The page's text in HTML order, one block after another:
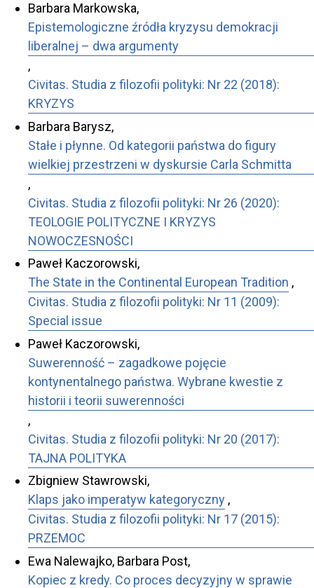
Barbara Markowska,
Epistemologiczne źródła kryzysu demokracji
liberalnej – dwa argumenty
,
Civitas. Studia z filozofii polityki: Nr 22 (2018):
KRYZYS
Barbara Barysz,
Stałe i płynne. Od kategorii państwa do figury
wielkiej przestrzeni w dyskursie Carla Schmitta
,
Civitas. Studia z filozofii polityki: Nr 26 (2020):
TEOLOGIE POLITYCZNE I KRYZYS
NOWOCZESNOŚCI
Paweł Kaczorowski,
The State in the Continental European Tradition ,
Civitas. Studia z filozofii polityki: Nr 11 (2009):
Special issue
Paweł Kaczorowski,
Suwerenność – zagadkowe pojęcie
kontynentalnego państwa. Wybrane kwestie z
historii i teorii suwerenności
,
Civitas. Studia z filozofii polityki: Nr 20 (2017):
TAJNA POLITYKA
Zbigniew Stawrowski,
Klaps jako imperatyw kategoryczny ,
Civitas. Studia z filozofii polityki: Nr 17 (2015):
PRZEMOC
Ewa Nalewajko, Barbara Post,
Kopiec z kredy. Co proces decyzyjny w sprawie